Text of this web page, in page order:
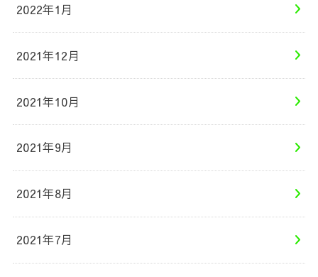
2022年1月
2021年12月
2021年10月
2021年9月
2021年8月
2021年7月